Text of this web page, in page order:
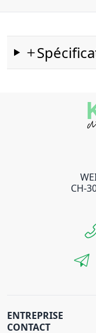
CH-
ENTREPRISE
CONTACT